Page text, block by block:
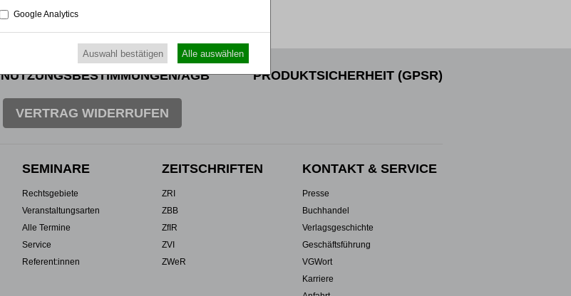
NUTZUNGSBESTIMMUNGEN/AGB PRODUKTSICHERHEIT (GPSR)
VERTRAG WIDERRUFEN
SEMINARE
Rechtsgebiete
Veranstaltungsarten
Alle Termine
Service
Referent:innen
ZEITSCHRIFTEN
ZRI
ZBB
ZfIR
ZVI
ZWeR
KONTAKT & SERVICE
Presse
Buchhandel
Verlagsgeschichte
Geschäftsführung
VGWort
Karriere
Google Analytics
Auswahl bestätigen Alle auswählen